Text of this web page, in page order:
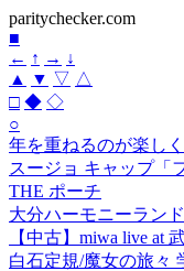
paritychecker.com
■
← ↑ → ↓
▲
▼ ▽ △
□ ◆ ◇
○
年を重ねるのが楽し
スージョ キャップ「
THE ポーチ
大分ハーモニーラン
【中古】miwa live at
白石定規/魔女の旅々